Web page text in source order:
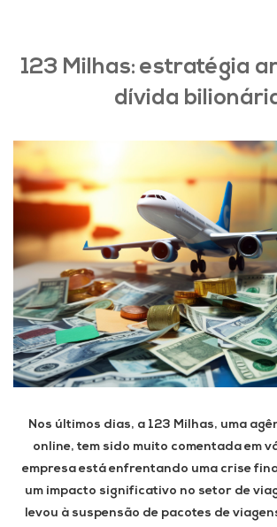
123 Milhas: estratégia
dívida
Nos últimos dias, a 123 Milhas, uma
online, tem sido muito comentada em
empresa está enfrentando uma crise
um impacto significativo no setor de
levou à suspensão de pacotes de